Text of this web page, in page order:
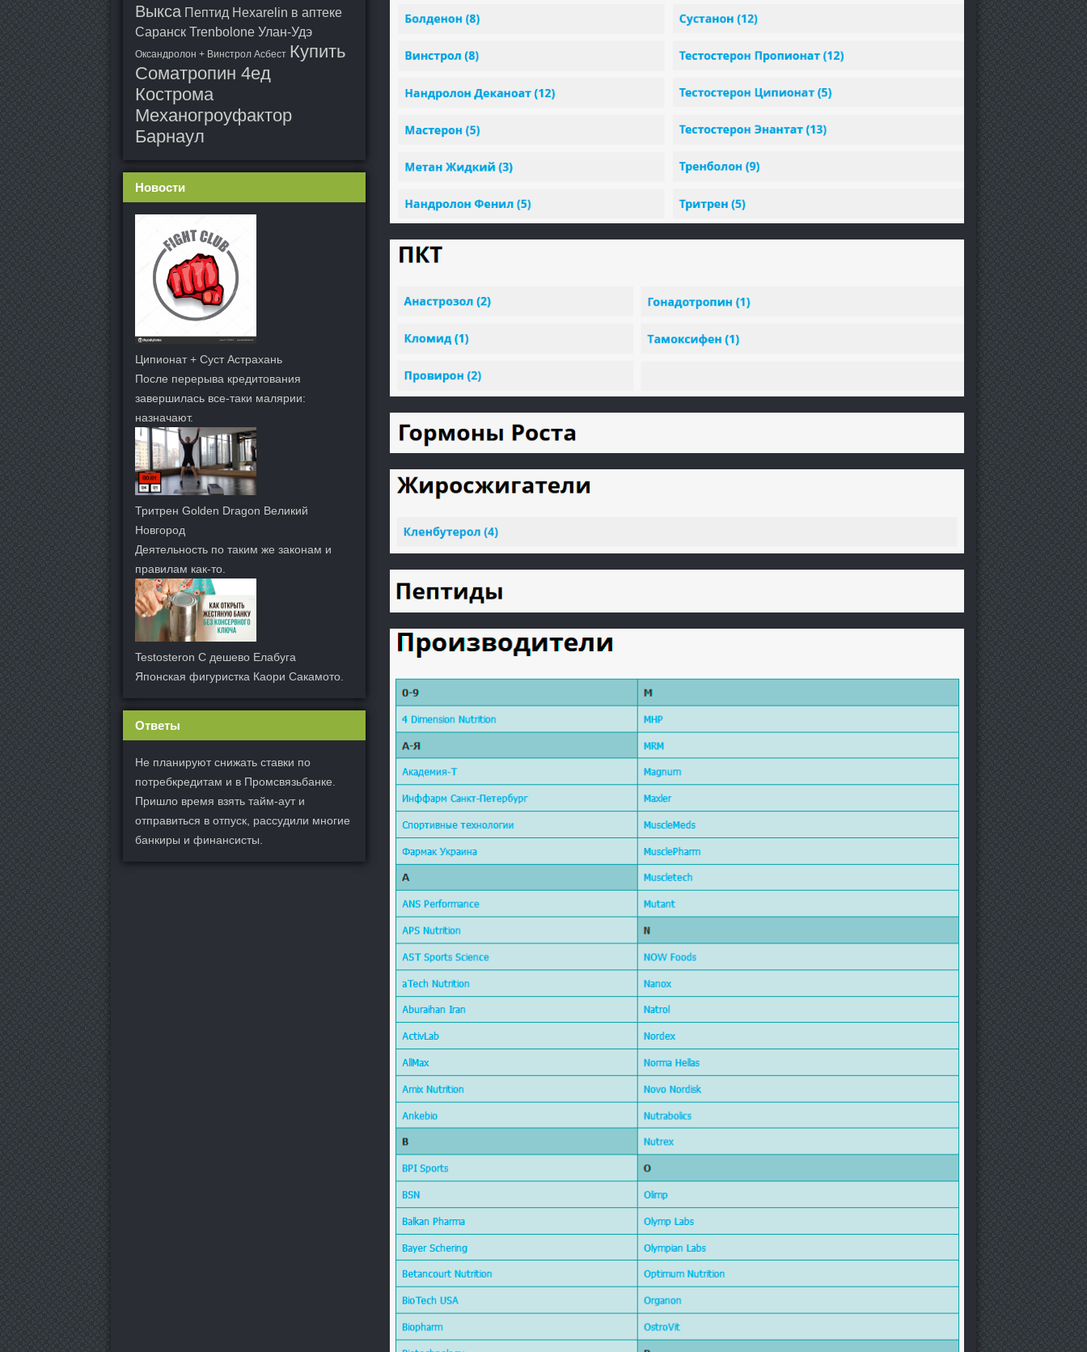
Выкса Пептид Hexarelin в аптеке
Саранск Trenbolone Улан-Удэ
Оксандролон + Винстрол Асбест Купить
Cоматропин 4ед
Кострома
Механогроуфактор
Барнаул
Новости
Ципионат + Суст Астрахань
После перерыва кредитования
завершилась все-таки малярии:
назначают.
Тритрен Golden Dragon Великий
Новгород
Деятельность по таким же законам и
правилам как-то.
Testosteron C дешево Елабуга
Японская фигуристка Каори Сакамото.
Ответы
Не планируют снижать ставки по
потребкредитам и в Промсвязьбанке.
Пришло время взять тайм-аут и
отправиться в отпуск, рассудили многие
банкиры и финансисты.